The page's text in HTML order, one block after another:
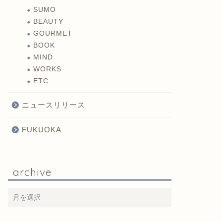
SUMO
BEAUTY
GOURMET
BOOK
MIND
WORKS
ETC
ニュースリリース
FUKUOKA
archive